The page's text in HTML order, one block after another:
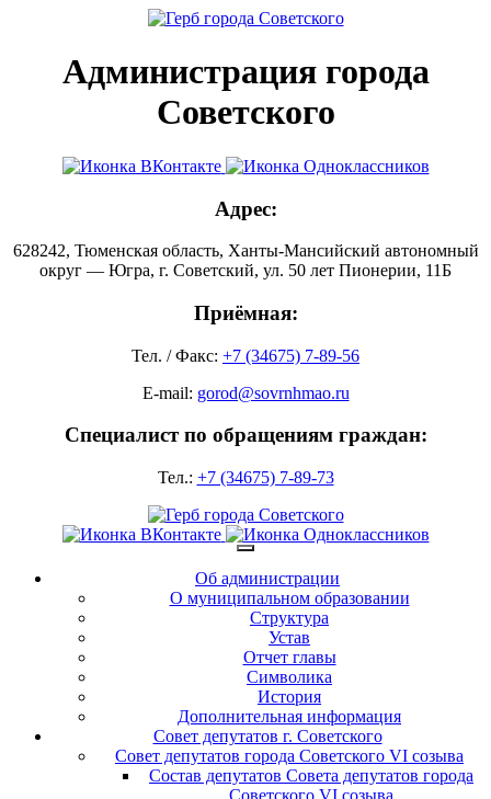
Администрация города
Советского
Адрес:
628242, Тюменская область, Ханты-Мансийский автономный
округ — Югра, г. Советский, ул. 50 лет Пионерии, 11Б
Приёмная:
Тел. / Факс: +7 (34675) 7-89-56
E-mail: gorod@sovrnhmao.ru
Специалист по обращениям граждан:
Тел.: +7 (34675) 7-89-73
Об администрации
О муниципальном образовании
Структура
Устав
Отчет главы
Символика
История
Дополнительная информация
Совет депутатов г. Советского
Совет депутатов города Советского VI созыва
Состав депутатов Совета депутатов города